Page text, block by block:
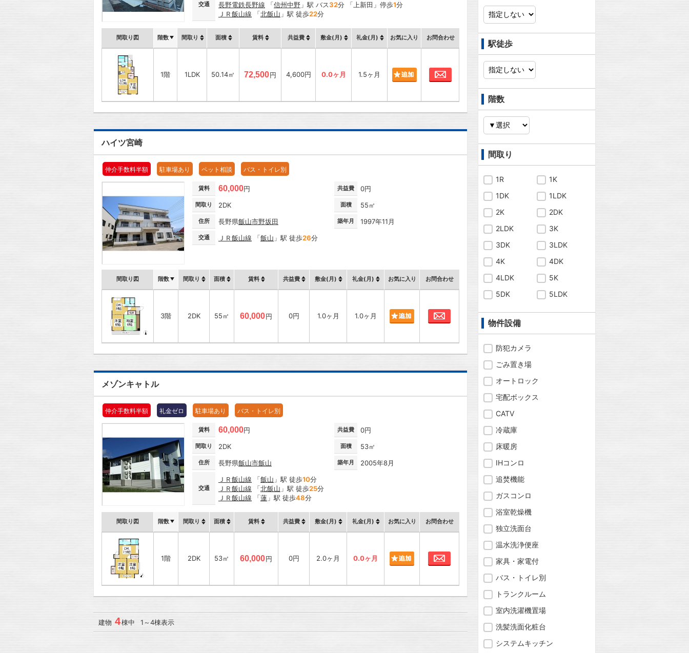
交通
長野電鉄長野線 「信州中野 」駅 バス32分 「上新田」停歩1分
ＪＲ飯山線 「北飯山 」駅 徒歩22分
間取り図 階数 間取り 面積 賃料 共益費 敷金(月) 礼金(月) お気に入り お問合わせ
1階 1LDK 50.14㎡ 72,500円 4,600円 0.0ヶ月 1.5ヶ月 お問合わせ
ハイツ宮崎
仲介手数料半額 駐車場あり ペット相談 バス・トイレ別
賃料 60,000円 共益費 0円
間取り 2DK 面積 55㎡
住所 長野県飯山市野坂田 築年月 1997年11月
交通 ＪＲ飯山線 「飯山 」駅 徒歩26分
間取り図 階数 間取り 面積 賃料 共益費 敷金(月) 礼金(月) お気に入り お問合わせ
3階 2DK 55㎡ 60,000円 0円 1.0ヶ月 1.0ヶ月 お問合わせ
メゾンキャトル
仲介手数料半額 礼金ゼロ 駐車場あり バス・トイレ別
賃料 60,000円 共益費 0円
間取り 2DK 面積 53㎡
住所 長野県飯山市飯山 築年月 2005年8月
交通
ＪＲ飯山線 「飯山 」駅 徒歩10分
ＪＲ飯山線 「北飯山 」駅 徒歩25分
ＪＲ飯山線 「蓮 」駅 徒歩48分
間取り図 階数 間取り 面積 賃料 共益費 敷金(月) 礼金(月) お気に入り お問合わせ
1階 2DK 53㎡ 60,000円 0円 2.0ヶ月 0.0ヶ月
建物 4棟中 1～4棟表示
駅徒歩
階数
間取り
1R
1K
1DK
1LDK
2K
2DK
2LDK
3K
3DK
3LDK
4K
4DK
4LDK
5K
5DK
5LDK
物件設備
防犯カメラ
ごみ置き場
オートロック
宅配ボックス
CATV
冷蔵庫
床暖房
IHコンロ
追焚機能
ガスコンロ
浴室乾燥機
独立洗面台
温水洗浄便座
家具・家電付
バス・トイレ別
トランクルーム
室内洗濯機置場
洗髪洗面化粧台
システムキッチン